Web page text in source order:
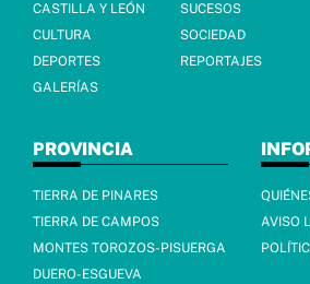
CASTILLA Y LEÓN
SUCESOS
CULTURA
SOCIEDAD
DEPORTES
REPORTAJES
GALERÍAS
PROVINCIA
TIERRA DE PINARES
TIERRA DE CAMPOS
MONTES TOROZOS-PISUERGA
DUERO-ESGUEVA
AVISO